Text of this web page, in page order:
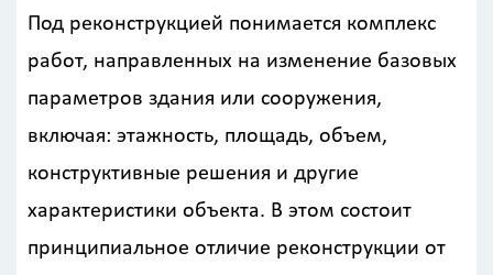
Под реконструкцией понимается комплекс
работ, направленных на изменение базовых
параметров здания или сооружения,
включая: этажность, площадь, объем,
конструктивные решения и другие
характеристики объекта. В этом состоит
принципиальное отличие реконструкции от